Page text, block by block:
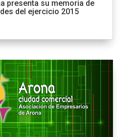
presenta su memoria de
del ejercicio 2015